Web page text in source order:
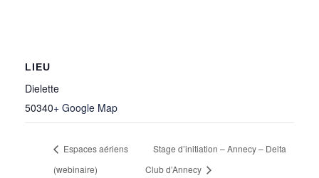
LIEU
Dielette
50340+ Google Map
Espaces aériens
(webinaire)
Stage d’initiation – Annecy – Delta
Club d’Annecy